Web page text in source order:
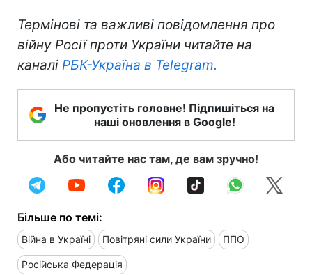
Термінові та важливі повідомлення про
війну Росії проти України читайте на
каналі РБК-Україна в Telegram.
Не пропустіть головне! Підпишіться на
наші оновлення в Google!
Або читайте нас там, де вам зручно!
Більше по темі:
Війна в Україні Повітряні сили України ППО
Російська Федерація